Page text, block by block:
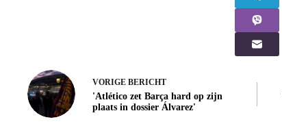
VORIGE BERICHT
'Atlético zet Barça hard op zijn
plaats in dossier Álvarez'